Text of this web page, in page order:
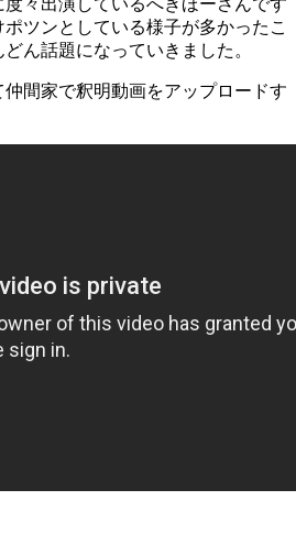
ツンとしている様子が多かった こ
ん話題になっていきました。
間家で釈明動画をアップロードす